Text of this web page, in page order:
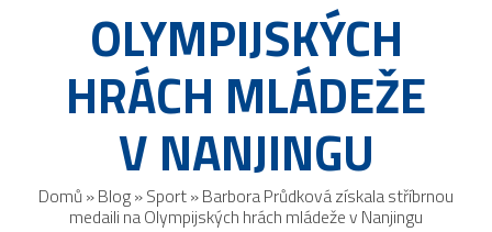
OLYMPIJSKÝCH
HRÁCH MLÁDEŽE
V NANJINGU
Domů »Blog»Sport»Barbora Průdková získala stříbrnou
medaili na Olympijských hrách mládeže v Nanjingu